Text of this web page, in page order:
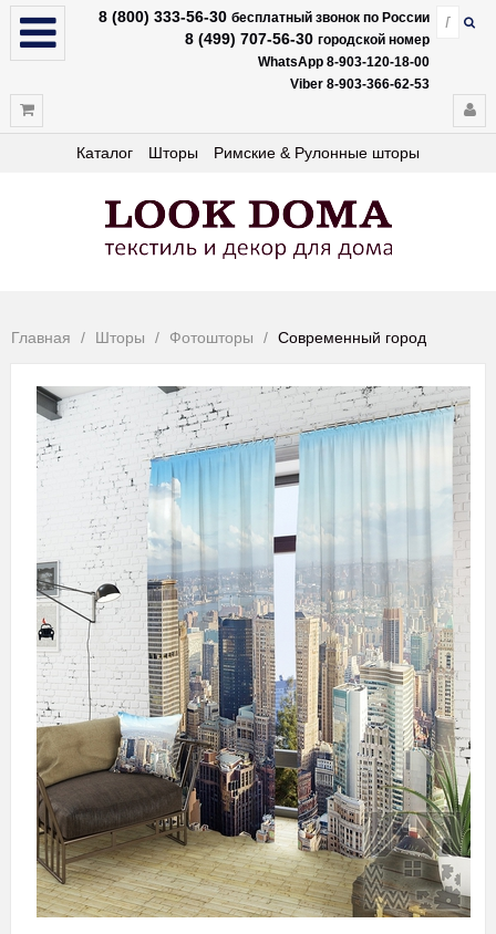
8 (800) 333-56-30 бесплатный звонок по России
8 (499) 707-56-30 городской номер
WhatsApp 8-903-120-18-00
Viber 8-903-366-62-53
Каталог Шторы Римские & Рулонные шторы
Главная Шторы Фотошторы Современный город